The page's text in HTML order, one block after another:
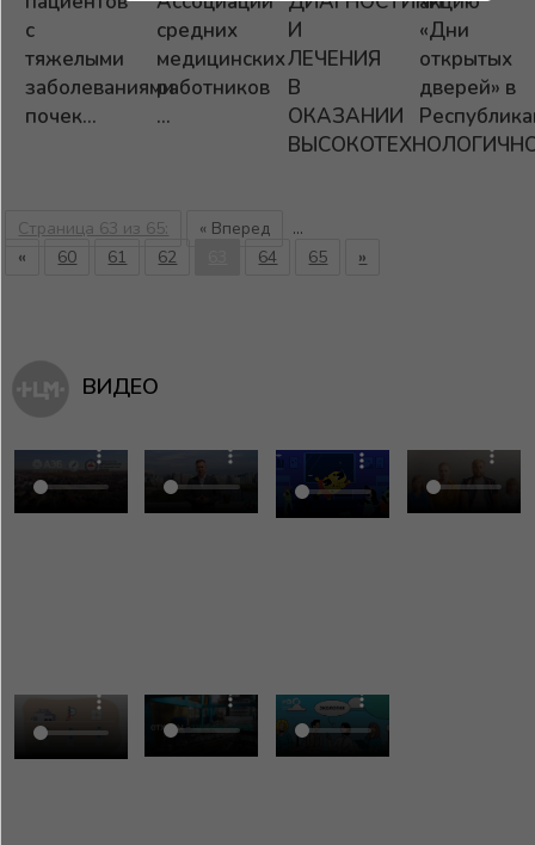
с
тяжелыми
заболеваниями
почек...
средних
медицинских
работников
...
И
ЛЕЧЕНИЯ
В
ОКАЗАНИИ
«Дни
открытых
дверей» в
Страница 63 из 65: « Вперед
...
«
60 61 62 64 65 »
ВИДЕО